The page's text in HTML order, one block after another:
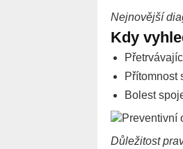
Nejnovější
Kdy
Přítomnost
Bolest
Důležitost